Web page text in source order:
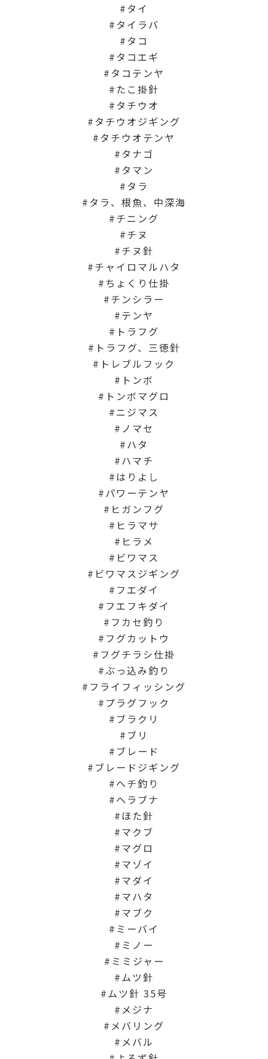
タイ
タイラバ
タコ
タコエギ
タコテンヤ
たこ掛針
タチウオ
タチウオジギング
タチウオテンヤ
タナゴ
タマン
タラ
タラ、根魚、中深海
チニング
チヌ
チヌ針
チャイロマルハタ
ちょくり仕掛
チンシラー
テンヤ
トラフグ
トラフグ、三徳針
トレブルフック
トンボ
トンボマグロ
ニジマス
ノマセ
ハタ
ハマチ
はりよし
パワーテンヤ
ヒガンフグ
ヒラマサ
ヒラメ
ビワマス
ビワマスジギング
フエダイ
フエフキダイ
フカセ釣り
フグカットウ
フグチラシ仕掛
ぶっ込み釣り
フライフィッシング
プラグフック
ブラクリ
ブリ
ブレード
ブレードジギング
ヘチ釣り
ヘラブナ
ほた針
マクブ
マグロ
マゾイ
マダイ
マハタ
マブク
ミーバイ
ミノー
ミミジャー
ムツ針
ムツ針 35号
メジナ
メバリング
メバル